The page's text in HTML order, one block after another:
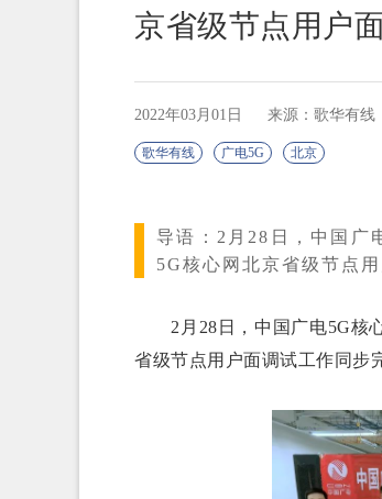
京省级节点用户
2022年03月01日 来源：歌华有线
歌华有线 广电5G 北京
导语： 2月28日，中国广
5G核心网北京省级节点
2月28日，中国广电5G核心
省级节点用户面调试工作同步